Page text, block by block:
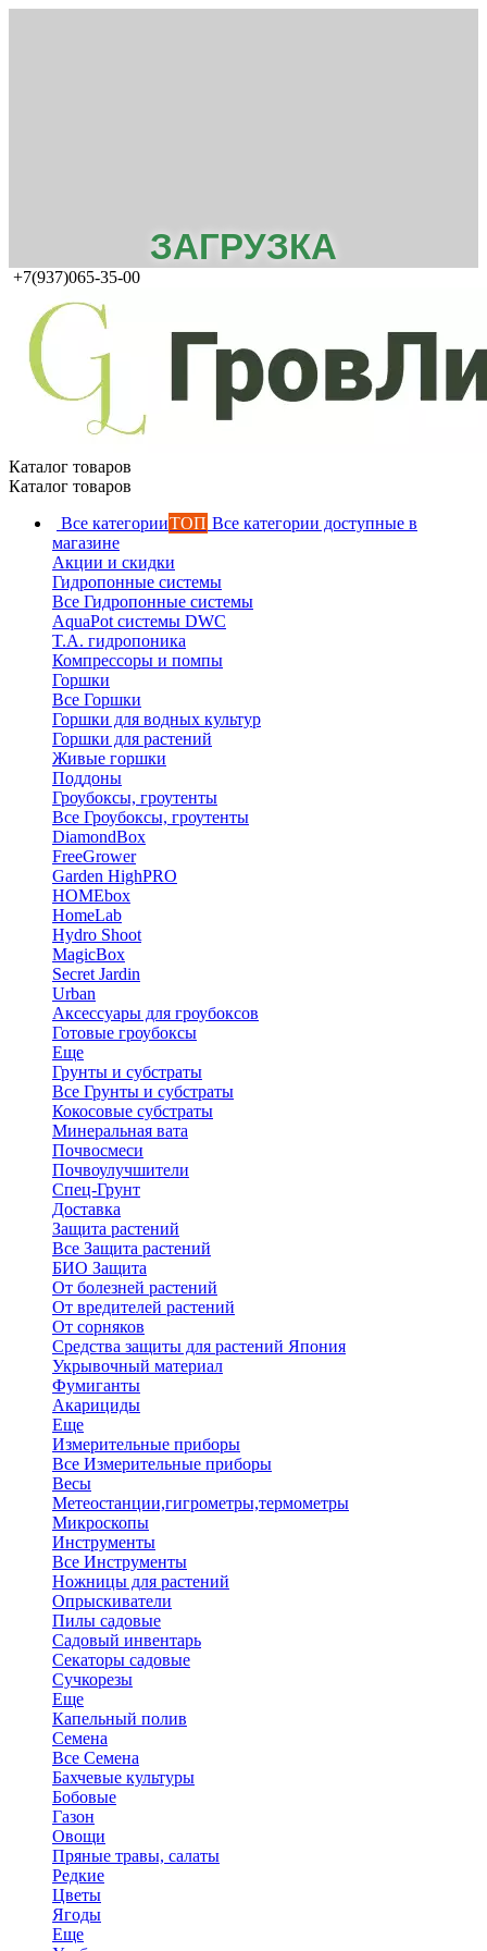
ЗАГРУЗКА
+7(937)065-35-00
Каталог товаров
Каталог товаров
Все категорииТОП Все категории доступные в
магазине
Акции и скидки
Гидропонные системы
Все Гидропонные системы
AquaPot системы DWC
T.A. гидропоника
Компрессоры и помпы
Горшки
Все Горшки
Горшки для водных культур
Горшки для растений
Живые горшки
Поддоны
Гроубоксы, гроутенты
Все Гроубоксы, гроутенты
DiamondBox
FreeGrower
Garden HighPRO
HOMEbox
HomeLab
Hydro Shoot
MagicBox
Secret Jardin
Urban
Аксессуары для гроубоксов
Готовые гроубоксы
Еще
Грунты и субстраты
Все Грунты и субстраты
Кокосовые субстраты
Минеральная вата
Почвосмеси
Почвоулучшители
Спец-Грунт
Доставка
Защита растений
Все Защита растений
БИО Защита
От болезней растений
От вредителей растений
От сорняков
Средства защиты для растений Япония
Укрывочный материал
Фумиганты
Акарициды
Еще
Измерительные приборы
Все Измерительные приборы
Весы
Метеостанции,гигрометры,термометры
Микроскопы
Инструменты
Все Инструменты
Ножницы для растений
Опрыскиватели
Пилы садовые
Садовый инвентарь
Секаторы садовые
Сучкорезы
Еще
Капельный полив
Семена
Все Семена
Бахчевые культуры
Бобовые
Газон
Овощи
Пряные травы, салаты
Редкие
Цветы
Ягоды
Еще